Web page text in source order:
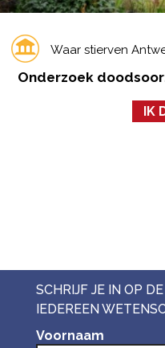
Waar stierven
Onderzoek
IK
SCHRIJF JE IN OP
IEDEREEN
Voornaam